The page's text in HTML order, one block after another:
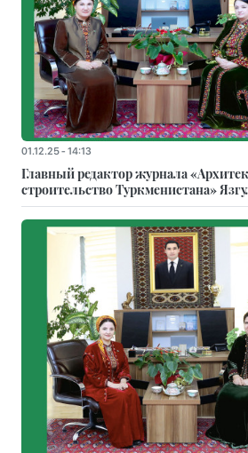
01.12.25 - 14:13
Главный редактор журнала
строительство Туркменистана»